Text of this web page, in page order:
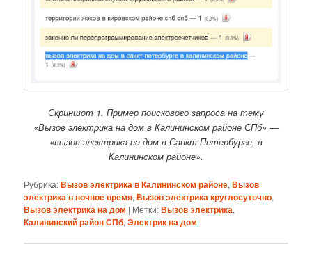
Скриншот 1. Пример поискового запроса на тему
«Вызов электрика на дом в Калининском районе СПб» —
«вызов электрика на дом в Санкт-Петербурге, в
Калининском районе».
Рубрика:Вызов электрика в Калининском районе,Вызов
электрика в ночное время,Вызов электрика круглосуточно,
Вызов электрика на дом | Метки:Вызов электрика,
Калининский район СПб,Электрик на дом